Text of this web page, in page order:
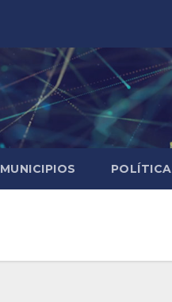
MUNICIPIOS POLÍTICA